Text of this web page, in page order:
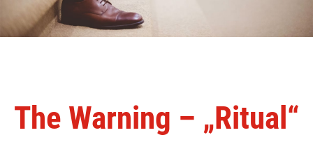
The Warning – „Ritual“